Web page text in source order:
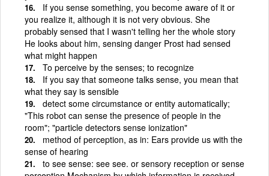
If you sense something, you become aware of it or
you realize it, although it is not very obvious. She
probably sensed that I wasn't telling her the whole story
He looks about him, sensing danger Prost had sensed
what might happen
To perceive by the senses; to recognize
If you say that someone talks sense, you mean that
what they say is sensible
detect some circumstance or entity automatically;
"This robot can sense the presence of people in the
room"; "particle detectors sense ionization"
method of perception, as in: Ears provide us with the
sense of hearing
to see sense: see see. or sensory reception or sense